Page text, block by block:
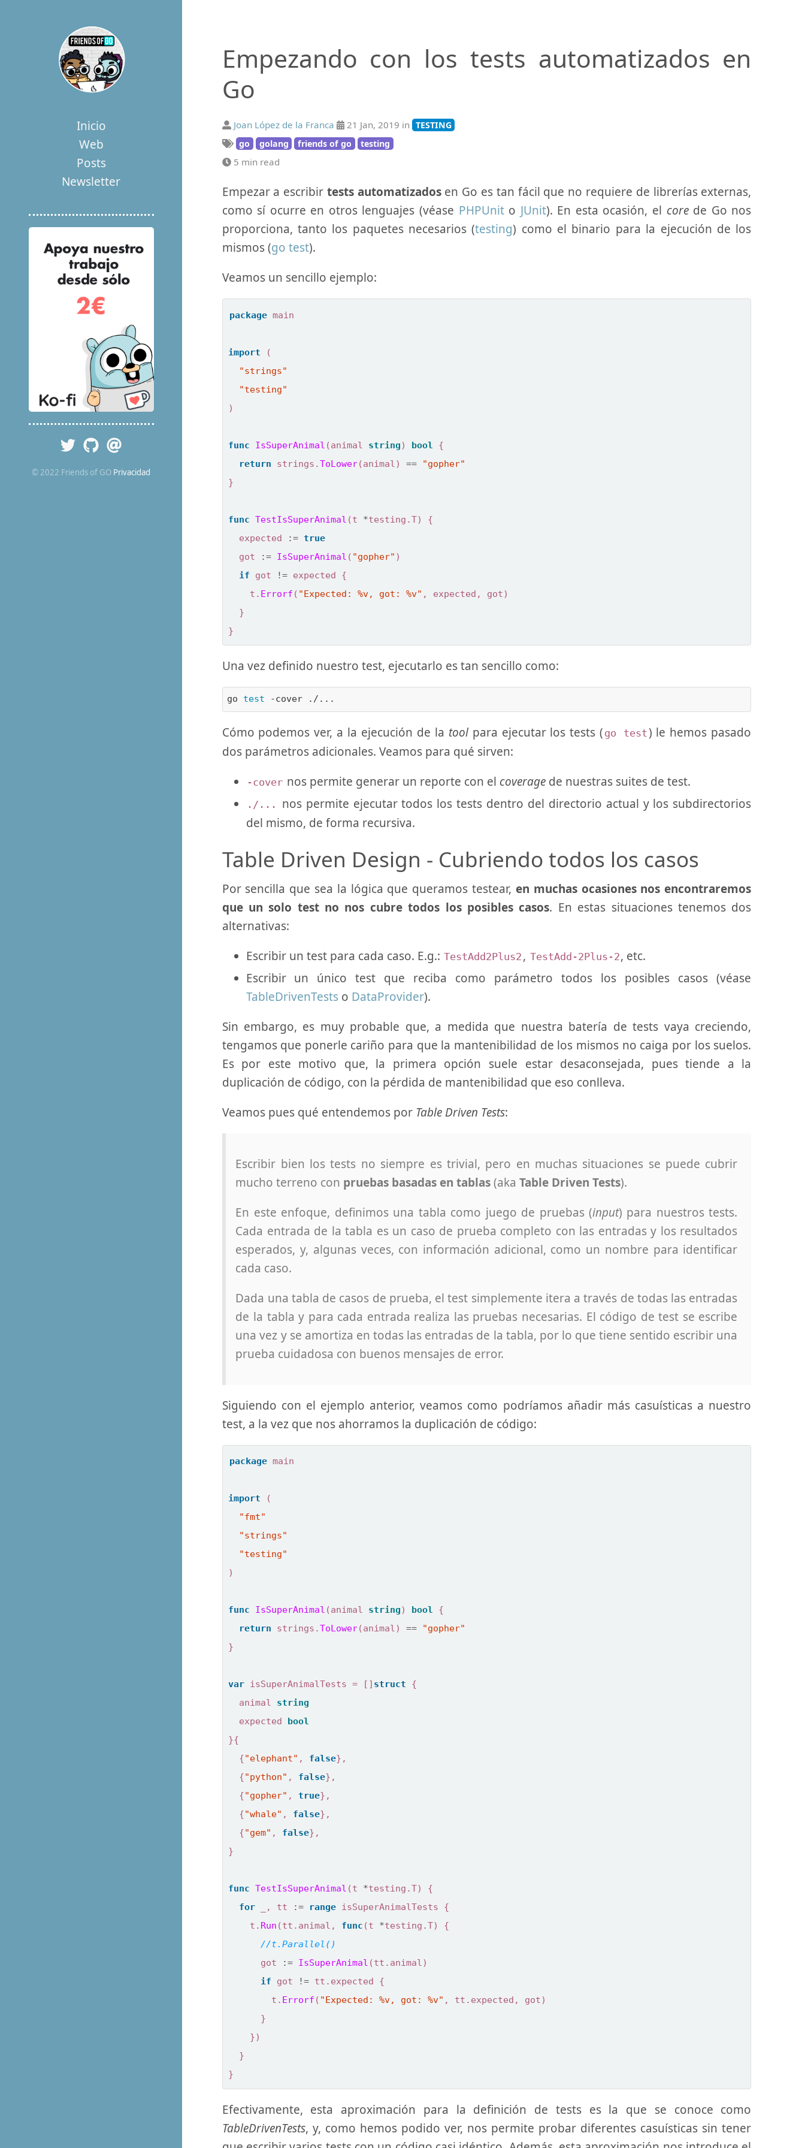
Inicio
Web
Posts
Newsletter
© 2022 Friends of GO Privacidad
Empezando con los tests automatizados en
Go
Joan López de la Franca 21 Jan, 2019 in TESTING
go
golang friends of go testing
5 min read
Empezar a escribir tests automatizadosen Go es tan fácil que no requiere de librerías externas,
como sí ocurre en otros lenguajes (véase PHPUnito JUnit). En esta ocasión, el corede Go nos
proporciona, tanto los paquetes necesarios (testing) como el binario para la ejecución de los
mismos (go test).
Veamos un sencillo ejemplo:
package main
import
(
"strings"
"testing"
)
func IsSuperAnimal (animal string) bool
{
return
strings .ToLower(animal ) ==
"gopher"
}
func TestIsSuperAnimal (t *testing .T)
{
expected
:= true
got
:= IsSuperAnimal ( "gopher" )
if
got != expected
{
t . Errorf ( "Expected: %v, got: %v" , expected , got)
}
}
Una vez definido nuestro test, ejecutarlo es tan sencillo como:
go test
Cómo podemos ver, a la ejecución de la toolpara ejecutar los tests ( go test) le hemos pasado
dos parámetros adicionales. Veamos para qué sirven:
-cover nos permite generar un reporte con el coveragede nuestras suites de test.
./...
nos permite ejecutar todos los tests dentro del directorio actual y los subdirectorios
del mismo, de forma recursiva.
Table Driven Design - Cubriendo todos los casos
Por sencilla que sea la lógica que queramos testear, en muchas ocasiones nos encontraremos
que un solo test no nos cubre todos los posibles casos. En estas situaciones tenemos dos
alternativas:
Escribir un test para cada caso. E.g.: TestAdd2Plus2 , TestAdd-2Plus-2, etc.
Escribir un único test que reciba como parámetro todos los posibles casos (véase
TableDrivenTestso DataProvider).
Sin embargo, es muy probable que, a medida que nuestra batería de tests vaya creciendo,
tengamos que ponerle cariño para que la mantenibilidad de los mismos no caiga por los suelos.
Es por este motivo que, la primera opción suele estar desaconsejada, pues tiende a la
duplicación de código, con la pérdida de mantenibilidad que eso conlleva.
Veamos pues qué entendemos por Table Driven Tests:
Escribir bien los tests no siempre es trivial, pero en muchas situaciones se puede cubrir
mucho terreno con pruebas basadas en tablas(akaTable Driven Tests).
En este enfoque, definimos una tabla como juego de pruebas (input) para nuestros tests.
Cada entrada de la tabla es un caso de prueba completo con las entradas y los resultados
esperados, y, algunas veces, con información adicional, como un nombre para identificar
cada caso.
Dada una tabla de casos de prueba, el test simplemente itera a través de todas las entradas
de la tabla y para cada entrada realiza las pruebas necesarias. El código de test se escribe
una vez y se amortiza en todas las entradas de la tabla, por lo que tiene sentido escribir una
prueba cuidadosa con buenos mensajes de error.
Siguiendo con el ejemplo anterior, veamos como podríamos añadir más casuísticas a nuestro
test, a la vez que nos ahorramos la duplicación de código:
package main
import
(
"fmt"
"strings"
"testing"
)
func IsSuperAnimal (animal string) bool
{
return
strings .ToLower(animal) ==
"gopher"
}
var isSuperAnimalTests = [] struct
{
animal
string
expected
bool
}{
{"elephant" , false},
{"python" , false},
{"gopher" , true},
{"whale" , false},
{"gem" , false},
}
func TestIsSuperAnimal (t *testing .T)
{
for
, tt := range isSuperAnimalTests
{
t . Run (tt . animal , func (t *testing .T)
{
got
:= IsSuperAnimal (tt . animal)
if
got != tt . expected
{
t . Errorf ( "Expected: %v, got: %v" , tt . expected , got)
}
})
}
}
Efectivamente, esta aproximación para la definición de tests es la que se conoce como
TableDrivenTests, y, como hemos podido ver, nos permite probar diferentes casuísticas sin tener